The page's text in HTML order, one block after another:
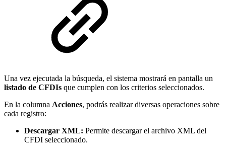
Una vez ejecutada la búsqueda, el sistema mostrará en pantalla un
listado de CFDIs que cumplen con los criterios seleccionados.
En la columna Acciones, podrás realizar diversas operaciones sobre
cada registro:
Descargar XML: Permite descargar el archivo XML del
CFDI seleccionado.